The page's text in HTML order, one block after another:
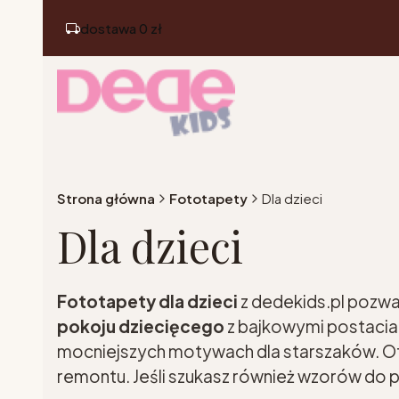
dostawa 0 zł
Strona główna Fototapety Dla dzieci
Dla dzieci
Fototapety dla dzieci z dedekids.pl
pokoju dziecięcego z bajkowymi
mocniejszych motywach dla starszaków.
remontu. Jeśli szukasz również wzorów do